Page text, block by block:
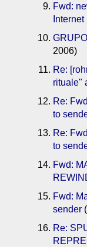
Fwd:
Internet
2006)
Re:
rituale"
Re:
to
Re:
to
Fwd:
Fwd:
sender
Re: